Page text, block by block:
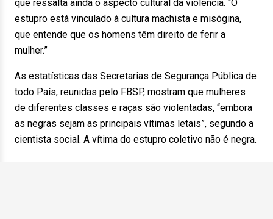
que ressalta ainda o aspecto cultural da violência. “O
estupro está vinculado à cultura machista e misógina,
que entende que os homens têm direito de ferir a
mulher.”
As estatísticas das Secretarias de Segurança Pública de
todo País, reunidas pelo FBSP, mostram que mulheres
de diferentes classes e raças são violentadas, “embora
as negras sejam as principais vítimas letais”, segundo a
cientista social. A vítima do estupro coletivo não é negra.